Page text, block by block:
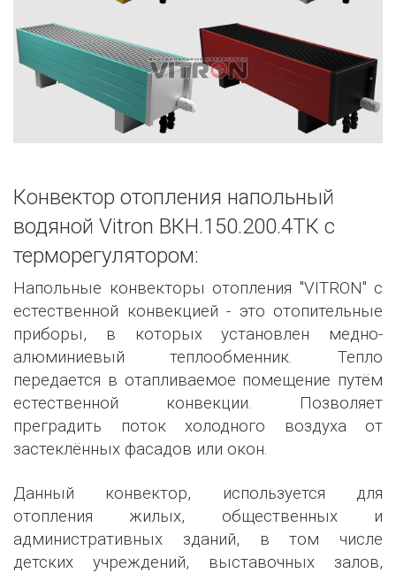
Конвектор отопления напольный
водяной Vitron ВКН.150.200.4ТК с
терморегулятором:
Напольные конвекторы отопления "VITRON" с
естественной конвекцией - это отопительные
приборы, в которых установлен медно-
алюминиевый теплообменник. Тепло
передается в отапливаемое помещение путём
естественной конвекции. Позволяет
преградить поток холодного воздуха от
застеклённых фасадов или окон.
Данный конвектор, используется для
отопления жилых, общественных и
административных зданий, в том числе
детских учреждений, выставочных залов,